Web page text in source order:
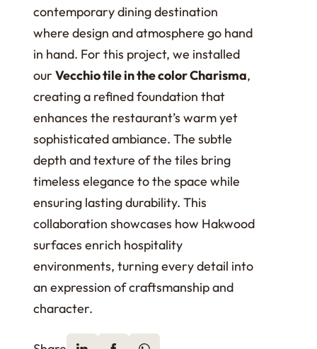
contemporary dining destination
where design and atmosphere go hand
in hand. For this project, we installed
our Vecchio tile in the color Charisma,
creating a refined foundation that
enhances the restaurant’s warm yet
sophisticated ambiance. The subtle
depth and texture of the tiles bring
timeless elegance to the space while
ensuring lasting durability. This
collaboration showcases how Hakwood
surfaces enrich hospitality
environments, turning every detail into
an expression of craftsmanship and
character.